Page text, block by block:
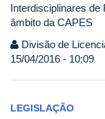
Interdisciplinares de
âmbito da CAPES
Divisão de
15/04/2016 - 10:09
LEGISLAÇÃO